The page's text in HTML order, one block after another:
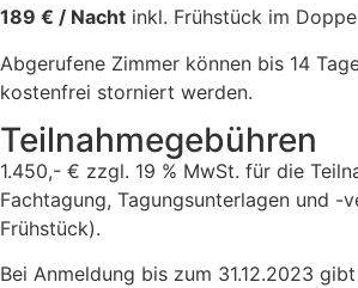
189 € / Nacht inkl. Frühstück im
Abgerufene Zimmer können bis 14
kostenfrei storniert werden.
Teilnahmegebühren
1.450,- € zzgl. 19 % MwSt. für die
Fachtagung, Tagungsunterlagen und -
Frühstück).
Bei Anmeldung bis zum 31.12.2023